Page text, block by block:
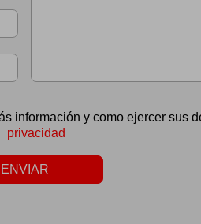
información y como ejercer sus
privacidad
ENVIAR